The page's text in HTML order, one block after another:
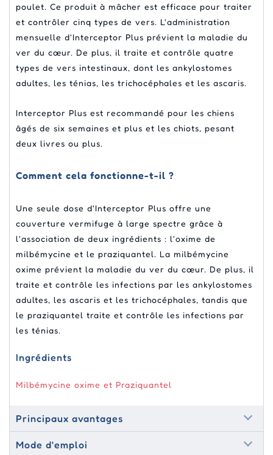
poulet. Ce produit à mâcher est efficace pour traiter
et contrôler cinq types de vers. L'administration
mensuelle d'Interceptor Plus prévient la maladie du
ver du cœur. De plus, il traite et contrôle quatre
types de vers intestinaux, dont les ankylostomes
adultes, les ténias, les trichocéphales et les ascaris.
Interceptor Plus est recommandé pour les chiens
âgés de six semaines et plus et les chiots, pesant
deux livres ou plus.
Comment cela fonctionne-t-il ?
Une seule dose d'Interceptor Plus offre une
couverture vermifuge à large spectre grâce à
l'association de deux ingrédients : l'oxime de
milbémycine et le praziquantel. La milbémycine
oxime prévient la maladie du ver du cœur. De plus, il
traite et contrôle les infections par les ankylostomes
adultes, les ascaris et les trichocéphales, tandis que
le praziquantel traite et contrôle les infections par
les ténias.
Ingrédients
Milbémycine oxime et Praziquantel
Principaux avantages
Mode d'emploi